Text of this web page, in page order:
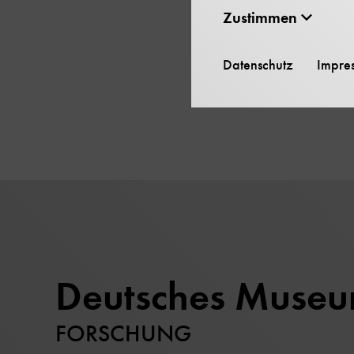
Keine
Deutsches
FORSCHUNG
Zustimmen
Datenschutz